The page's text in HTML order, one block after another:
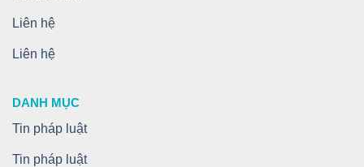
Liên hệ
Liên hệ
DANH MỤC
Tin pháp luật
Tin pháp luật